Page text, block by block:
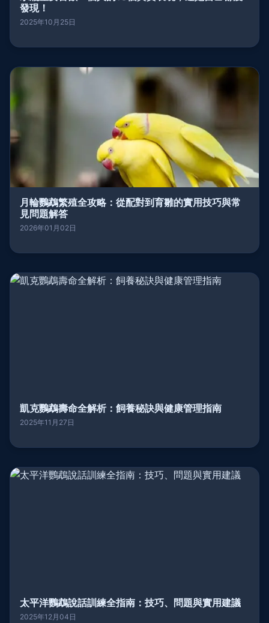
發現！
2025年10月25日
月輪鸚鵡繁殖全攻略：從配對到育雛的實用技巧與常
見問題解答
2026年01月02日
凱克鸚鵡壽命全解析：飼養秘訣與健康管理指南
2025年11月27日
太平洋鸚鵡說話訓練全指南：技巧、問題與實用建議
2025年12月04日